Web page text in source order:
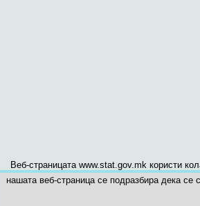
Веб-страницата www.stat.gov.mk користи
нашата веб-страница се подразбира дека се